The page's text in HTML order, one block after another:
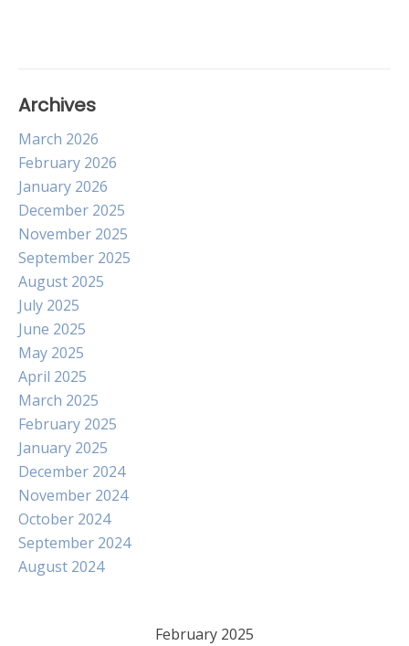
Archives
March 2026
February 2026
January 2026
December 2025
November 2025
September 2025
August 2025
July 2025
June 2025
May 2025
April 2025
March 2025
February 2025
January 2025
December 2024
November 2024
October 2024
September 2024
August 2024
February 2025